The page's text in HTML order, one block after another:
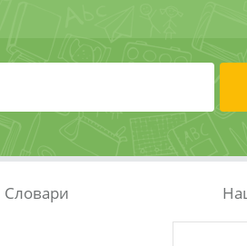
Словари